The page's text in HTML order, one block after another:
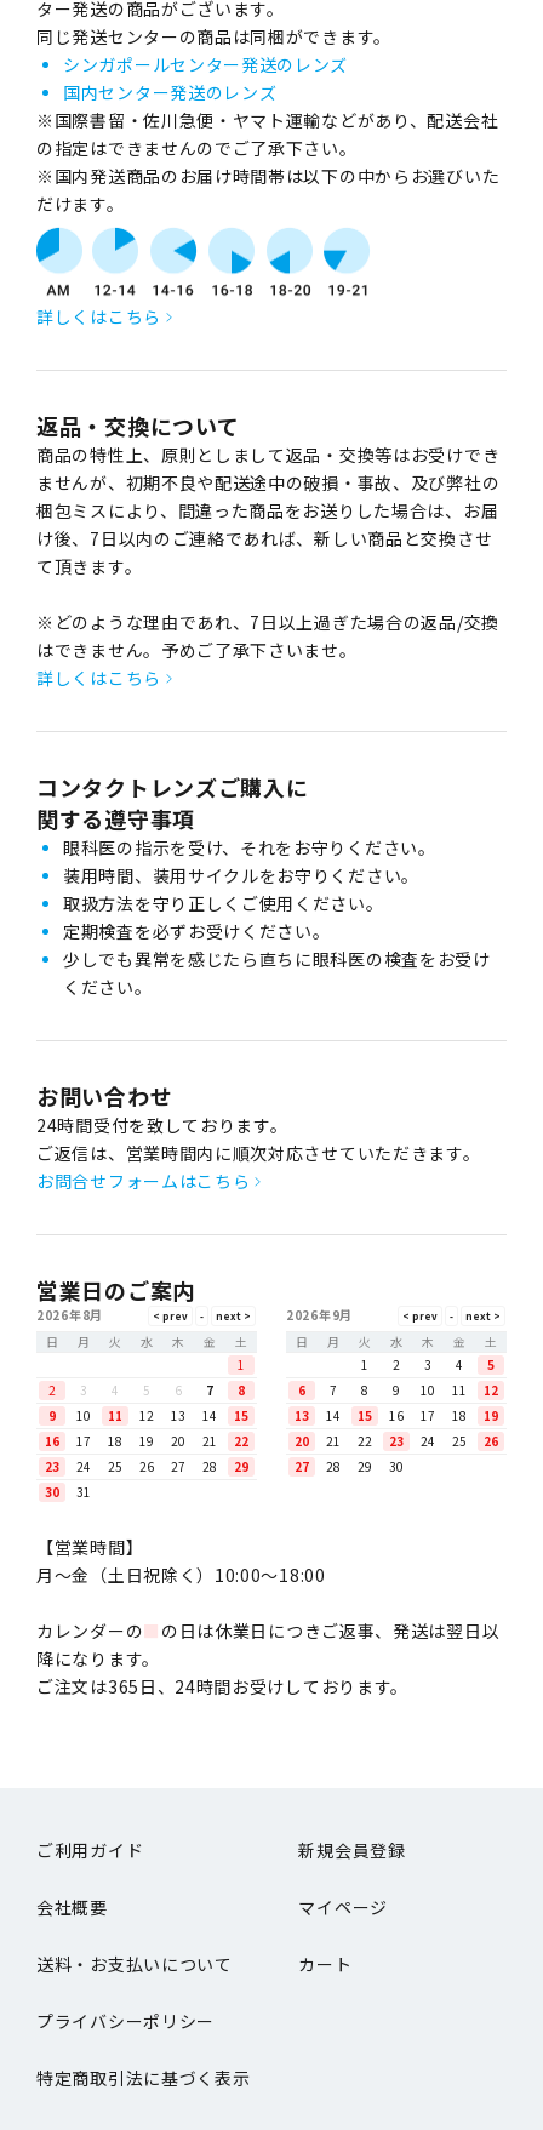
ター発送の商品がございます。
同じ発送センターの商品は同梱ができます。
シンガポールセンター発送のレンズ
国内センター発送のレンズ
※国際書留・佐川急便・ヤマト運輸などがあり、配送会社
の指定はできませんのでご了承下さい。
※国内発送商品のお届け時間帯は以下の中からお選びいた
だけます。
詳しくはこちら
返品・交換について
商品の特性上、原則としまして返品・交換等はお受けでき
ませんが、初期不良や配送途中の破損・事故、及び弊社の
梱包ミスにより、間違った商品をお送りした場合は、お届
け後、7日以内のご連絡であれば、新しい商品と交換させ
て頂きます。
※どのような理由であれ、7日以上過ぎた場合の返品/交換
はできません。予めご了承下さいませ。
詳しくはこちら
コンタクトレンズご購入に
関する遵守事項
眼科医の指示を受け、それをお守りください。
装用時間、装用サイクルをお守りください。
取扱方法を守り正しくご使用ください。
定期検査を必ずお受けください。
少しでも異常を感じたら直ちに眼科医の検査をお受け
ください。
お問い合わせ
24時間受付を致しております。
ご返信は、営業時間内に順次対応させていただきます。
お問合せフォームはこちら
営業日のご案内
2026年8月
日
月 火 水 木 金
土
1
2
3 4 5 6 7
8
9
10 11 12 13 14
15
16
17 18 19 20 21
22
23
24 25 26 27 28
29
30
31
2026年9月
日
月 火 水 木 金
土
1
2 3 4
5
6
7 8 9 10 11
12
13
14 15 16 17 18
19
20
21 22 23 24 25
26
27
28 29 30
【営業時間】
月〜金（土日祝除く）10:00～18:00
カレンダーの■ の日は休業日につきご返事、発送は翌日以
降になります。
ご注文は365日、24時間お受けしております。
ご利用ガイド 新規会員登録
会社概要 マイページ
送料・お支払いについて カート
プライバシーポリシー
特定商取引法に基づく表示